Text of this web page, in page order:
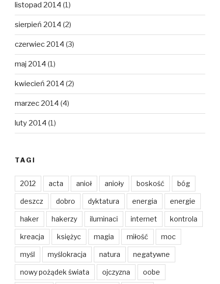
listopad 2014 (1)
sierpień 2014 (2)
czerwiec 2014 (3)
maj 2014 (1)
kwiecień 2014 (2)
marzec 2014 (4)
luty 2014 (1)
TAGI
2012 acta anioł anioły boskość bóg
deszcz dobro dyktatura energia energie
haker hakerzy iluminaci internet kontrola
kreacja księżyc magia miłość moc
myśl myślokracja natura negatywne
nowy pożądek świata ojczyzna oobe